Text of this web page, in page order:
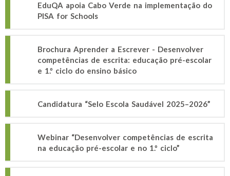
EduQA apoia Cabo Verde na implementação do
PISA for Schools
Brochura Aprender a Escrever - Desenvolver
competências de escrita: educação pré-escolar
e 1.º ciclo do ensino básico
Candidatura “Selo Escola Saudável 2025–2026”
Webinar “Desenvolver competências de escrita
na educação pré-escolar e no 1.º ciclo”